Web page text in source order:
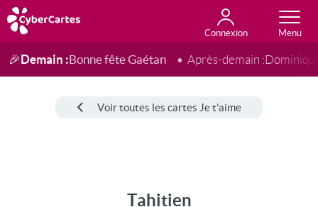
Connexion
Anniversaire
Fête du jour
Amour
Amitié
Merci
Toutes les cartes
🎉Demain :Bonne fête Gaétan Après-demain :
Voir toutes les cartes Je t'aime
Tahitien